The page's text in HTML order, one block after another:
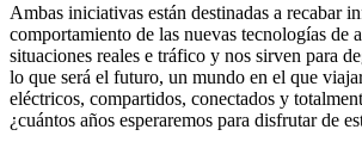
Ambas iniciativas están destinadas a recabar
comportamiento de las nuevas tecnologías de
situaciones reales e tráfico y nos sirven para
lo que será el futuro, un mundo en el que
eléctricos, compartidos, conectados y
¿cuántos años esperaremos para disfrutar de